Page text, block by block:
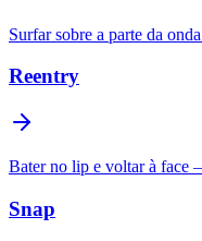
Surfar sobre a parte da
Reentry
Bater no lip e voltar à face
Snap